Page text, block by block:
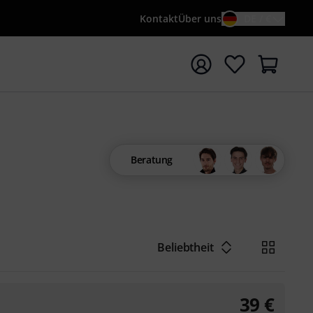
KontaktÜber uns
mit Suchwort {searchTerm} starten
Beratung
Beliebtheit
39 €